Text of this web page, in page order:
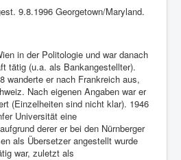
9.8.1996 Georgetown/Maryland.
in der Politologie und war danach
tätig (u.a. als Bankangestellter).
wanderte er nach Frankreich aus,
Nach eigenen Angaben war er
(Einzelheiten sind nicht klar). 1946
Universität eine
derer er bei den Nürnberger
als Übersetzer angestellt wurde
war, zuletzt als